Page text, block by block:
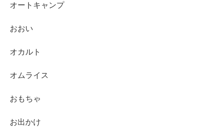
オートキャンプ
おおい
オカルト
オムライス
おもちゃ
お出かけ